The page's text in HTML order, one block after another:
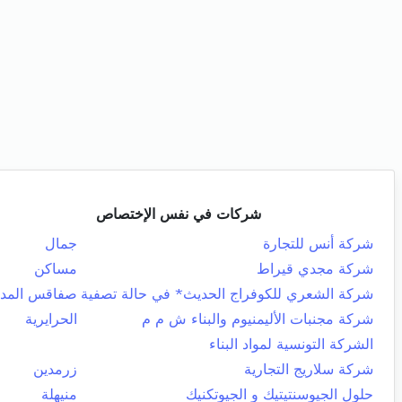
شركات في نفس الإختصاص
شركة أنس للتجارة
جمال
شركة مجدي قيراط
مساكن
شركة الشعري للكوفراج الحديث* في حالة تصفية صفاقس
شركة مجنبات الأليمنيوم والبناء ش م م
الحرايرية
الشركة التونسية لمواد البناء
شركة سلاريج التجارية
زرمدين
حلول الجيوسنتيتيك و الجيوتكنيك
منيهلة